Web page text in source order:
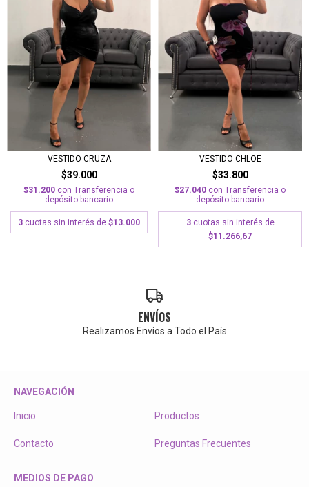
VESTIDO CRUZA
$39.000
$31.200 con Transferencia o
depósito bancario
3 cuotas sin interés de $13.000
VESTIDO CHLOE
$33.800
$27.040 con Transferencia o
depósito bancario
3 cuotas sin interés de
$11.266,67
ENVÍOS
Realizamos Envíos a Todo el País
NAVEGACIÓN
Inicio Productos
Contacto Preguntas Frecuentes
MEDIOS DE PAGO